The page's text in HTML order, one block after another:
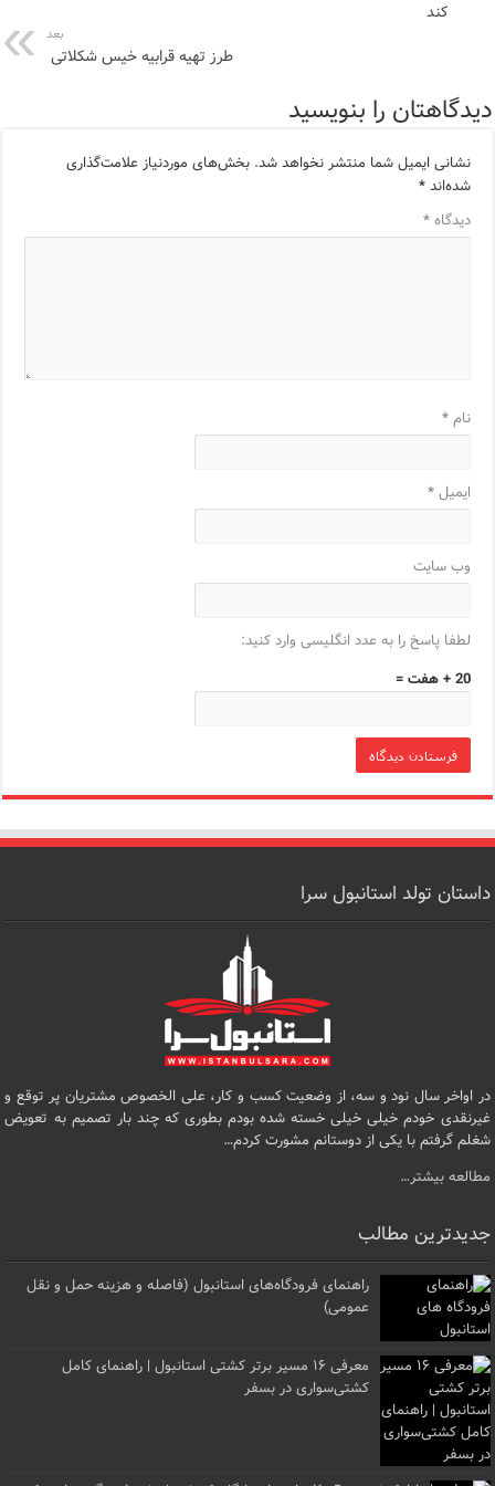
کند
بعد
طرز تهیه قرابیه خیس شکلاتی
دیدگاهتان را بنویسید
نشانی ایمیل شما منتشر نخواهد شد. بخش‌های موردنیاز علامت‌گذاری
شده‌اند*
دیدگاه*
نام*
ایمیل*
وب‌ سایت
لطفا پاسخ را به عدد انگلیسی وارد کنید:
20 + هفت =
داستان تولد استانبول سرا
در اواخر سال نود و سه، از وضعیت کسب و کار، علی الخصوص مشتریان پر توقع و
غیرنقدی خودم خیلی خیلی خسته شده بودم بطوری که چند بار تصمیم به تعویض
شغلم گرفتم با یکی از دوستانم مشورت کردم…
مطالعه بیشتر…
جدیدترین مطالب
راهنمای فرودگاه‌های استانبول (فاصله و هزینه حمل و نقل
عمومی)
معرفی ۱۶ مسیر برتر کشتی استانبول | راهنمای کامل
کشتی‌سواری در بسفر